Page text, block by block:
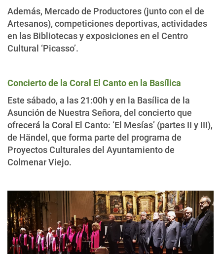
Además, Mercado de Productores (junto con el de
Artesanos), competiciones deportivas, actividades
en las Bibliotecas y exposiciones en el Centro
Cultural ‘Picasso’.
Concierto de la Coral El Canto en la Basílica
Este sábado, a las 21:00h y en la Basílica de la
Asunción de Nuestra Señora, del concierto que
ofrecerá la Coral El Canto: ‘El Mesías’ (partes II y III),
de Händel, que forma parte del programa de
Proyectos Culturales del Ayuntamiento de
Colmenar Viejo.